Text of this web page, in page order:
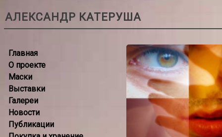
АЛЕКСАНДР КАТЕРУША
Главная
О проекте
Маски
Выставки
Галереи
Новости
Публикации